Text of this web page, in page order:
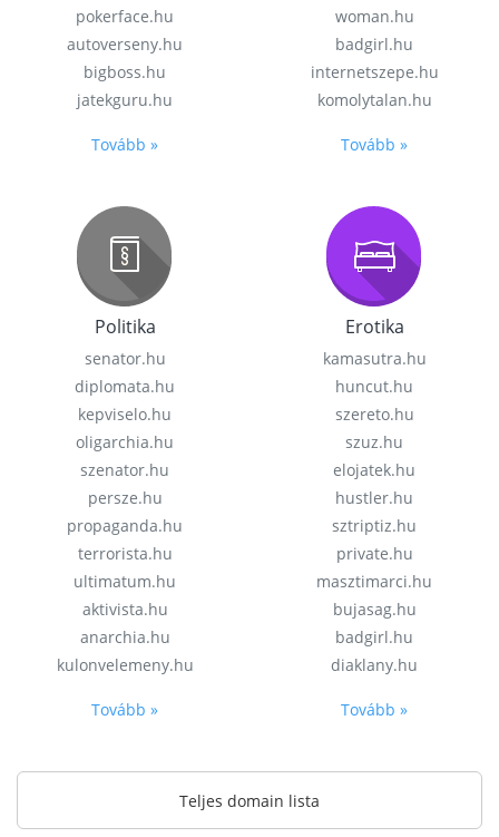
pokerface.hu
autoverseny.hu
bigboss.hu
jatekguru.hu
Tovább »
woman.hu
badgirl.hu
internetszepe.hu
komolytalan.hu
Tovább »
Politika
senator.hu
diplomata.hu
kepviselo.hu
oligarchia.hu
szenator.hu
persze.hu
propaganda.hu
terrorista.hu
ultimatum.hu
aktivista.hu
anarchia.hu
kulonvelemeny.hu
Tovább »
Erotika
kamasutra.hu
huncut.hu
szereto.hu
szuz.hu
elojatek.hu
hustler.hu
sztriptiz.hu
private.hu
masztimarci.hu
bujasag.hu
badgirl.hu
diaklany.hu
Tovább »
Teljes domain lista